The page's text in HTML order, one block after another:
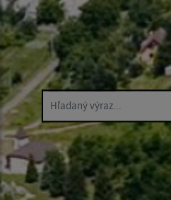
Hľadaný výraz...